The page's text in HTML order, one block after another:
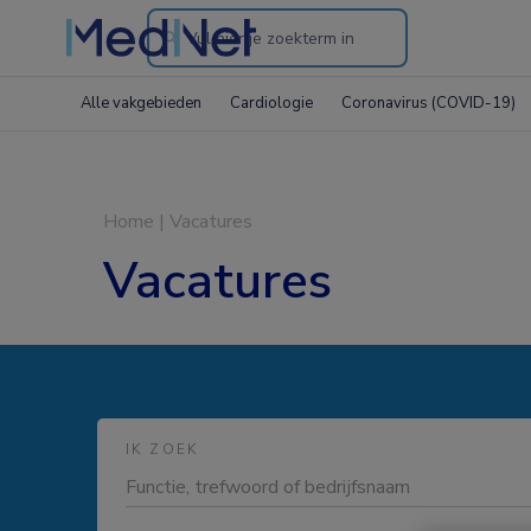
Search
the
Alle vakgebieden Cardiologie Coronavirus (COVID-19)
Home | Vacatures
Vacatures
IK ZOEK